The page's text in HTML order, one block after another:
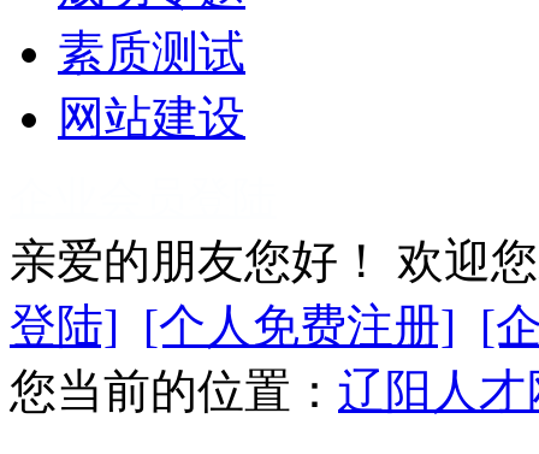
素质测试
网站建设
亲爱的朋友您好！ 欢迎
登陆] [个人免费注册] [
您当前的位置： 辽阳人才